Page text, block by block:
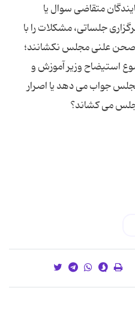
متقاضی سوال یا
جلساتی، مشکلات را با
صحن علنی مجلس نکشانند؛
استیضاح وزیر آموزش و
جواب می دهد یا اصرار